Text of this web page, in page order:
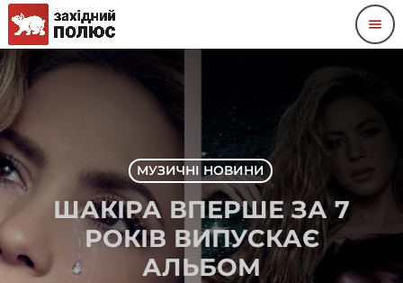
menu
МУЗИЧНІ НОВИНИ
ШАКІРА ВПЕРШЕ ЗА 7
РОКІВ ВИПУСКАЄ
АЛЬБОМ